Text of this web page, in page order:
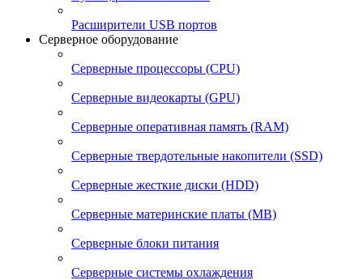
Расширители USB портов
Серверное оборудование
Серверные процессоры (CPU)
Серверные видеокарты (GPU)
Серверные оперативная память (RAM)
Серверные твердотельные накопители (SSD)
Серверные жесткие диски (HDD)
Серверные материнские платы (MB)
Серверные блоки питания
Серверные системы охлаждения